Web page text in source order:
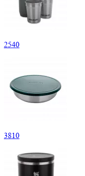
2540
3810